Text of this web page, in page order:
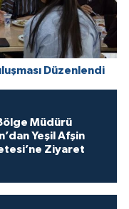
Düzenlendi
Müdürü
Yeşil Afşin
Ziyaret